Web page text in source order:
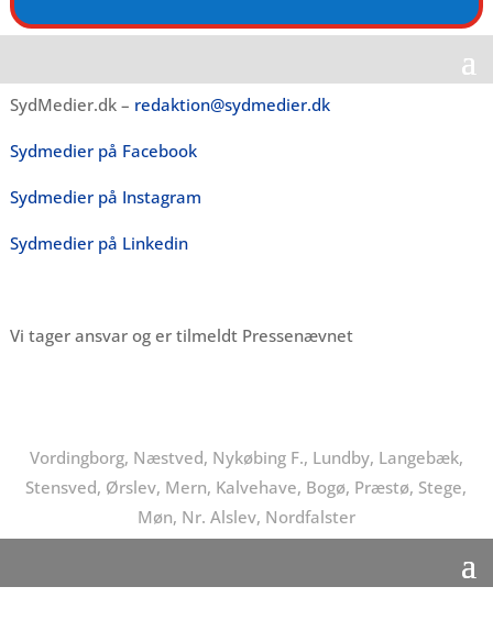
SydMedier.dk – redaktion@sydmedier.dk
Sydmedier på Facebook
Sydmedier på Instagram
Sydmedier på Linkedin
Vi tager ansvar og er tilmeldt Pressenævnet
Vordingborg, Næstved, Nykøbing F., Lundby, Langebæk,
Stensved, Ørslev, Mern, Kalvehave, Bogø, Præstø, Stege,
Møn, Nr. Alslev, Nordfalster